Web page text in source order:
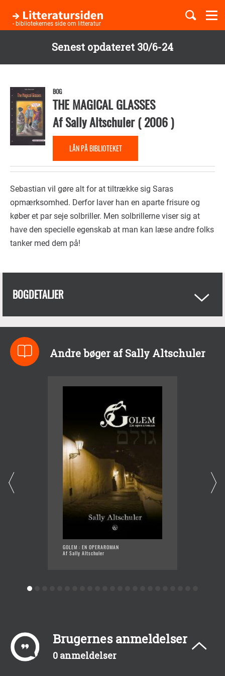
Senest opdateret 30/6-24
hovedindhold
- bibliotekernes side om litteratur
Børnebøger
Temaer
BOG
THE MAGICAL GLASSES
AfSally Altschuler(2006)
LÅN PÅ BIBLIOTEKET
Sebastian vil gøre alt for at tiltrække sig Saras
opmærksomhed. Derfor laver han en aparte frisure og
køber et par seje solbriller. Men solbrillerne viser sig at
have den specielle egenskab at man kan læse andre folks
tanker med dem på!
BOGDETALJER
Andre bøger af Sally Altschuler
GOLEM : EN OPERAROMAN
Af Sally Altschuler
Brugernes anmeldelser
0 anmeldelser